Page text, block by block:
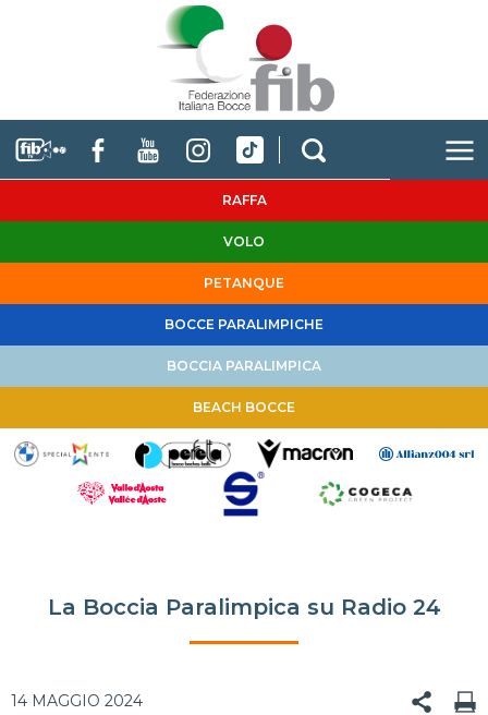
RAFFA
VOLO
PETANQUE
BOCCE PARALIMPICHE
BOCCIA PARALIMPICA
BEACH BOCCE
La Boccia Paralimpica su Radio 24
14 MAGGIO 2024